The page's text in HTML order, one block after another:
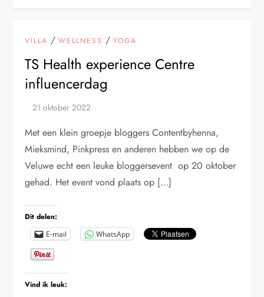
VILLA /WELLNESS /YOGA
TS Health experience Centre
influencerdag
Met een klein groepje bloggers Contentbyhenna,
Mieksmind, Pinkpress en anderen hebben we op de
Veluwe echt een leuke bloggersevent op 20 oktober
gehad. Het event vond plaats op […]
Dit delen:
E-mail WhatsApp
Vind ik leuk: